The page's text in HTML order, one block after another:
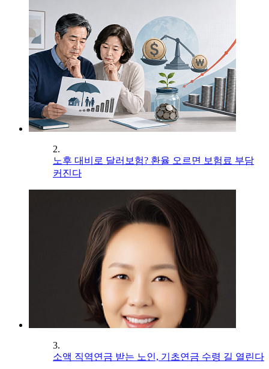
2.
노후 대비로 달러보험? 환율 오르면 보험료 부담
커진다
3.
소액 직역연금 받는 노인, 기초연금 수령 길 열린다